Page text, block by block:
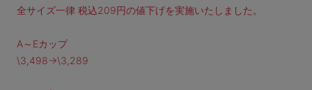
全サイズ一律 税込209円の値下げを実施いたしました。
A～Eカップ
\3,498→\3,289